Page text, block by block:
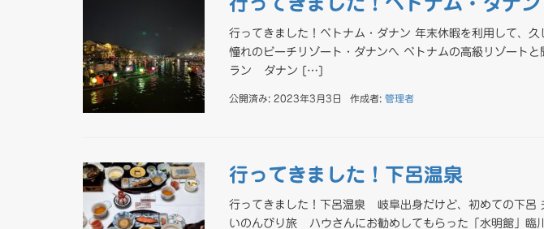
行ってきました！ベトナム・ダナン 年末休暇を利用して、
憧れのビーチリゾート・ダナンへ ベトナムの高級リゾート
ラン ダナン […]
公開済み: 2023年3月3日 作成者: 管理者
行ってきました！下呂温泉
行ってきました！下呂温泉 岐阜出身だけど、初めての下呂
いのんびり旅 ハウさんにお勧めしてもらった「水明館」